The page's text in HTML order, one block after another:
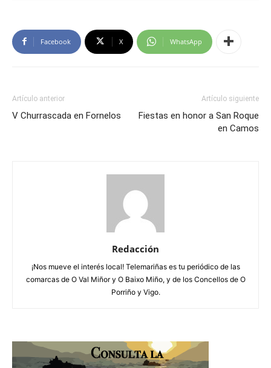
Facebook X WhatsApp
Artículo anterior
V Churrascada en Fornelos
Artículo siguiente
Fiestas en honor a San Roque
en Camos
Redacción
¡Nos mueve el interés local! Telemariñas es tu periódico de las
comarcas de O Val Miñor y O Baixo Miño, y de los Concellos de O
Porriño y Vigo.